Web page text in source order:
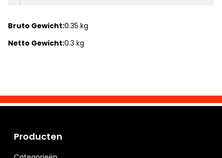
Bruto Gewicht:0.35 kg
Netto Gewicht:0.3 kg
Producten